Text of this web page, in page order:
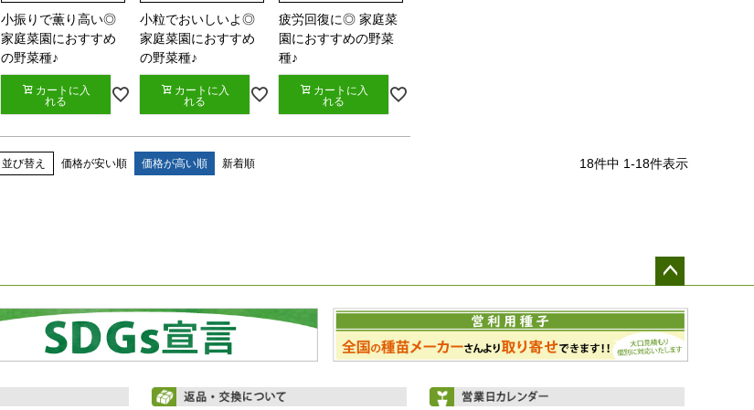
小振りで薫り高い◎
家庭菜園におすすめ
の野菜種♪
カートに入
れる
小粒でおいしいよ◎
家庭菜園におすすめ
の野菜種♪
カートに入
れる
疲労回復に◎ 家庭菜
園におすすめの野菜
種♪
カートに入
れる
並び替え 価格が安い順 価格が高い順 新着順 18件中 1-18件表示
ジト
ップ
へ